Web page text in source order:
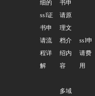
细的
ssl证
书申
请流
程详
解
书申
请原
理文
档介
绍内
容
ssl申
请费
用
多域